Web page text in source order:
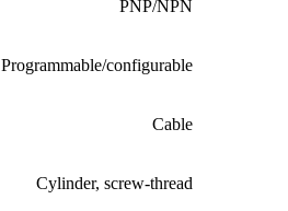
PNP/NPN
Programmable/configurable
Cable
Cylinder, screw-thread